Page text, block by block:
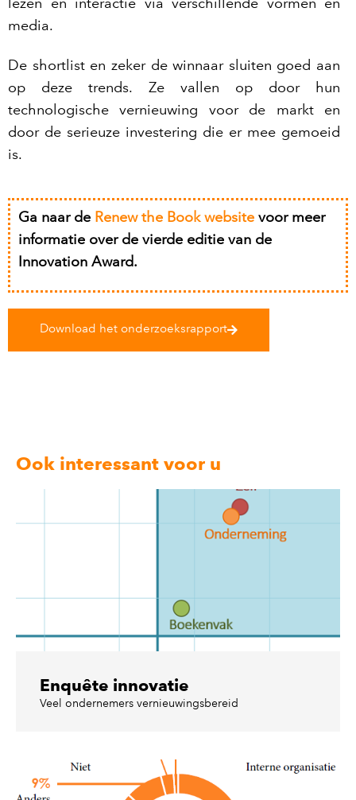
media.
De shortlist en zeker de winnaar sluiten goed aan
op deze trends. Ze vallen op door hun
technologische vernieuwing voor de markt en
door de serieuze investering die er mee gemoeid
is.
Ga naar de Renew the Book website voor meer
informatie over de vierde editie van de
Innovation Award.
Download het onderzoeksrapport
Ook interessant voor u
Enquête innovatie
Veel ondernemers vernieuwingsbereid